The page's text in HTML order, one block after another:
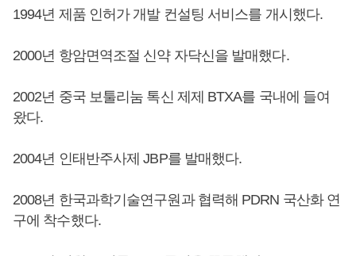
1994년 제품 인허가 개발 컨설팅 서비스를 개시했다.
2000년 항암면역조절 신약 자닥신을 발매했다.
2002년 중국 보툴리눔 톡신 제제 BTXA를 국내에 들여
왔다.
2004년 인태반주사제 JBP를 발매했다.
2008년 한국과학기술연구원과 협력해 PDRN 국산화 연
구에 착수했다.